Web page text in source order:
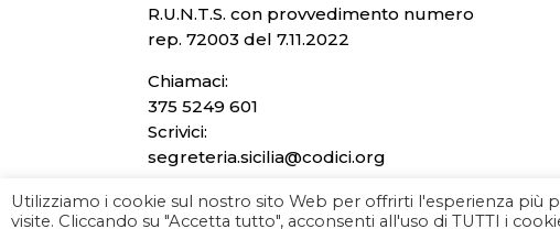
R.U.N.T.S. con provvedimento numero
rep. 72003 del 7.11.2022
Chiamaci:
375 5249 601
Scrivici:
segreteria.sicilia@codici.org
Utilizziamo i cookie sul nostro sito Web per offrirti l'esperienza
visite. Cliccando su "Accetta tutto", acconsenti all'uso di TUTTI i